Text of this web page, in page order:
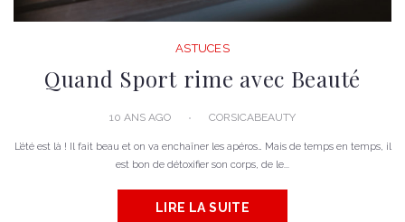
ASTUCES
Quand Sport rime avec Beauté
10 ANS AGO CORSICABEAUTY
L’été est là ! Il fait beau et on va enchaîner les apéros… Mais de temps en temps, il
est bon de détoxifier son corps, de le...
LIRE LA SUITE